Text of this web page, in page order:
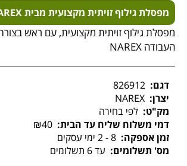
מפסלת גילוף זויתית מקצועית מבית NAREX
העבודה NAREX
דגם: 826912
יצרן: NAREX
מק"ט: לפי בחירה
דמי משלוח שליח עד הבית: ₪40
זמן אספקה: 8 - 2 ימי עסקים
מס' תשלומים: עד 6 תשלומים